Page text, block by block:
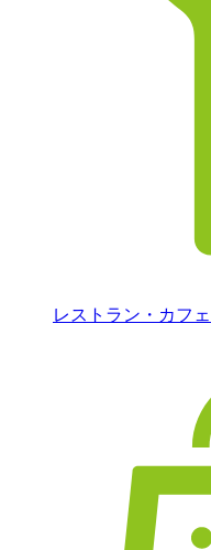
レストラン・カフェ